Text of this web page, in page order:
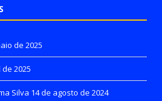
de 2025
2025
Silva 14 de agosto de 2024